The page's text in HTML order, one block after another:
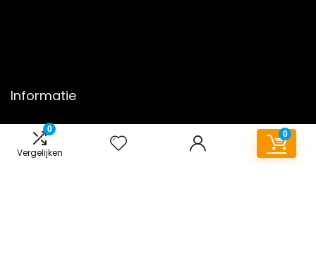
0
Vergelijken
0
Informatie
Contact
Klantenservice